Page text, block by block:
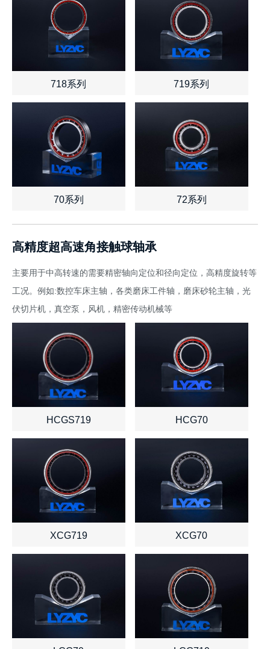
718系列 719系列
70系列
查看详情 了解报价
72系列
查看详情 了解报价
高精度超高速角接触球轴承
主要用于中高转速的需要精密轴向定位和径向定位，高精度旋转等
工况。例如:数控车床主轴，各类磨床工件轴，磨床砂轮主轴，光
伏切片机，真空泵，风机，精密传动机械等
HCGS719 HCG70
XCG719 XCG70